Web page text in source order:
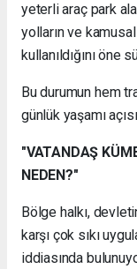
yeterli araç park
yolların ve
kullanıldığını öne
Bu durumun hem
günlük yaşamı
"VATANDAŞ
NEDEN?"
Bölge halkı,
karşı çok sıkı
iddiasında